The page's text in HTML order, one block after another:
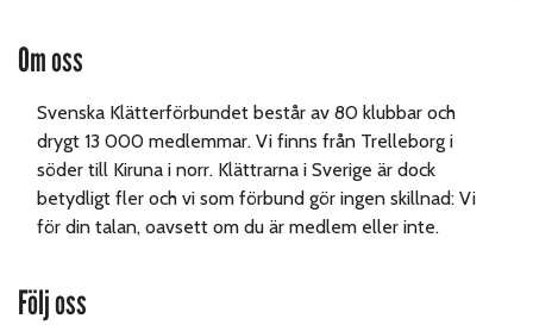
Om oss
Svenska Klätterförbundet består av 80 klubbar och
drygt 13 000 medlemmar. Vi finns från Trelleborg i
söder till Kiruna i norr. Klättrarna i Sverige är dock
betydligt fler och vi som förbund gör ingen skillnad: Vi
för din talan, oavsett om du är medlem eller inte.
Följ oss